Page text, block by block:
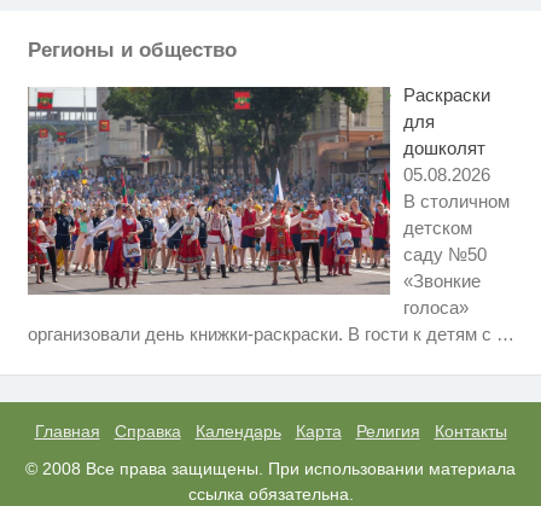
Регионы и общество
Раскраски
для
дошколят
05.08.2026
В столичном
детском
саду №50
«Звонкие
голоса»
организовали день книжки-раскраски. В гости к детям с …
Главная Справка Календарь Карта Религия
Контакты
© 2008 Все права защищены. При использовании материала
ссылка обязательна.
Королева вагона отожгла! Видео
пересмотришь не раз
i
Ролик длится пару секунд, но
вы будете в шоке от увиденного